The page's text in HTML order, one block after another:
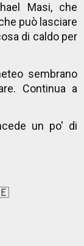
Masi, che
può lasciare
di caldo per
sembrano
Continua a
un po' di